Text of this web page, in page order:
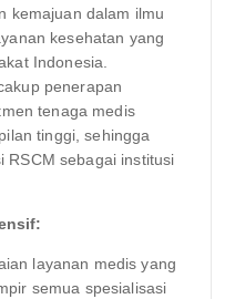
kemajuan dalam ilmu
kesehatan yang
Indonesia.
penerapan
tenaga medis
tinggi, sehingga
RSCM sebagai institusi
layanan medis yang
semua spesialisasi